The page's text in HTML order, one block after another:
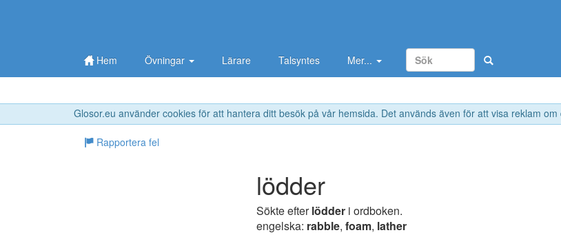
Glosor.eu använder cookies för att hantera ditt besök på vår hemsida. Det används även för att visa reklam
Hem Övningar Lärare Talsyntes Mer...
Rapportera fel
lödder
Sökte efterlödder i ordboken.
engelska: rabble, foam, lather